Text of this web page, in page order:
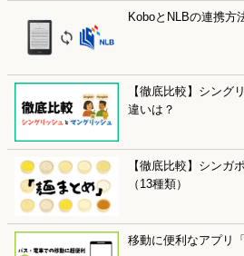
KoboとNLBの連携方
【徹底比較】シング
違いは？
【徹底比較】シンガ
（13種類）
移動に便利なアプリ